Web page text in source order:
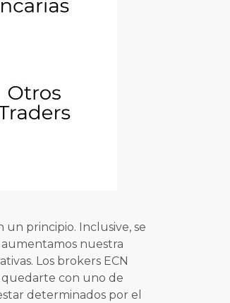
principio. Inclusive, se
nuestra
Los brokers ECN
con uno de
determinados por el